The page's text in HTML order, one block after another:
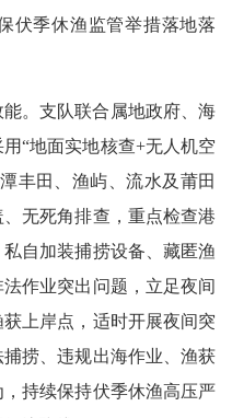
伏季休渔监管举措落地落
。支队联合属地政府、海
“地面实地核查+无人机空
丰田、渔屿、流水及莆田
无死角排查，重点检查港
自加装捕捞设备、藏匿渔
作业突出问题，立足夜间
上岸点，适时开展夜间突
捞、违规出海作业、渔获
持续保持伏季休渔高压严